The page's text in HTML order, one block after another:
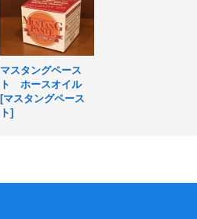
マスタングペース
ト ホースオイル
[マスタングペース
ト]